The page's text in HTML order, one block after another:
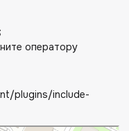
оператору
plugins/include-